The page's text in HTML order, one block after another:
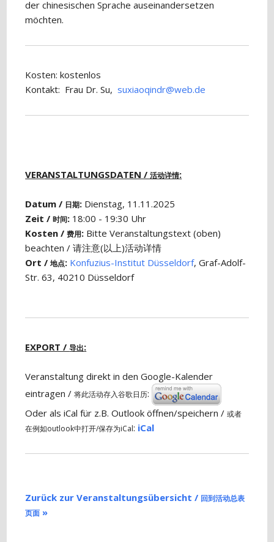
der chinesischen Sprache auseinandersetzen
möchten.
Kosten: kostenlos
Kontakt: Frau Dr. Su,suxiaoqindr@web.de
VERANSTALTUNGSDATEN /活动详情:
Datum / 日期: Dienstag, 11.11.2025
Zeit /时间: 18:00 - 19:30 Uhr
Kosten /费用: Bitte Veranstaltungstext (oben)
beachten / 请注意(以上)活动详情
Ort /地点: Konfuzius-Institut Düsseldorf, Graf-Adolf-
Str. 63, 40210 Düsseldorf
EXPORT /导出:
Veranstaltung direkt in den Google-Kalender
eintragen /将此活动存入谷歌日历:
Oder als iCal für z.B. Outlook öffnen/speichern /或者
在例如outlook中打开/保存为iCal: iCal
Zurück zur Veranstaltungsübersicht / 回到活动总表
页面 »